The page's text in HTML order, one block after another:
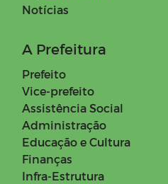
Notícias
A Prefeitura
Prefeito
Vice-prefeito
Assistência Social
Administração
Educação e Cultura
Finanças
Infra-Estrutura